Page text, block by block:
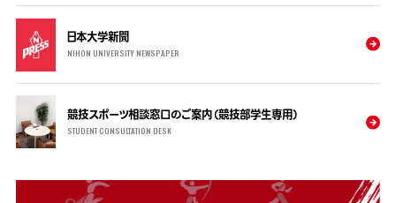
日本大学新聞
NIHON UNIVERSITY NEWSPAPER
競技スポーツ相談窓口のご案内（競技部学生専用）
STUDENT CONSULTATION DESK